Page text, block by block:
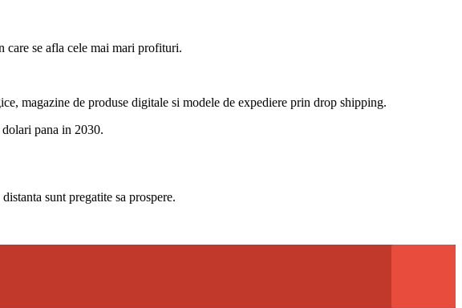
care se afla cele mai mari profituri.
magazine de produse digitale si modele de expediere prin drop shipping.
pana in 2030.
sunt pregatite sa prospere.